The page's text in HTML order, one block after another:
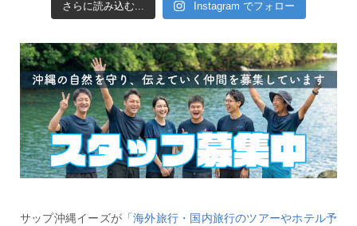
さらに読み込む... Instagram でフォロー
サップ沖縄イーズが 「海外旅行・国内旅行のツアーやホテル予